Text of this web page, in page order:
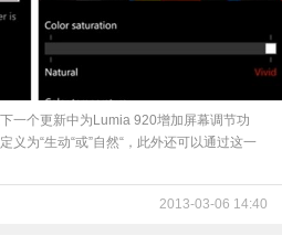
一个更新中为Lumia 920增加屏幕调节功
义为“生动“或”自然“，此外还可以通过这一
2013-03-06 14:40